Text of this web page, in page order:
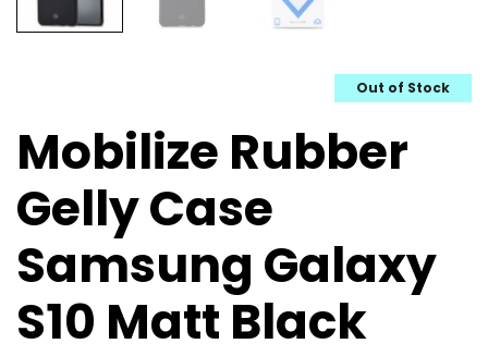
Out of Stock
Mobilize Rubber
Gelly Case
Samsung Galaxy
S10 Matt Black